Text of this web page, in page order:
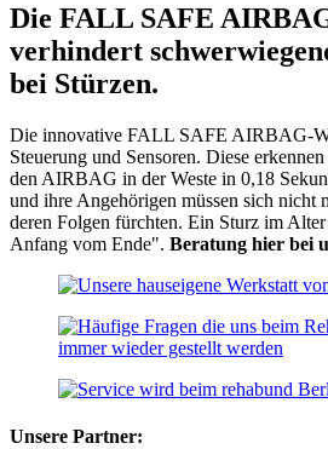
Die FALL SAFE
verhindert
bei Stürzen.
Die innovative FALL SAFE AIRBAG-
Steuerung und Sensoren. Diese
den AIRBAG in der Weste in 0,18
und ihre Angehörigen müssen sich nicht
deren Folgen fürchten. Ein Sturz im
Anfang vom Ende". Beratung hier bei
Unsere Partner: